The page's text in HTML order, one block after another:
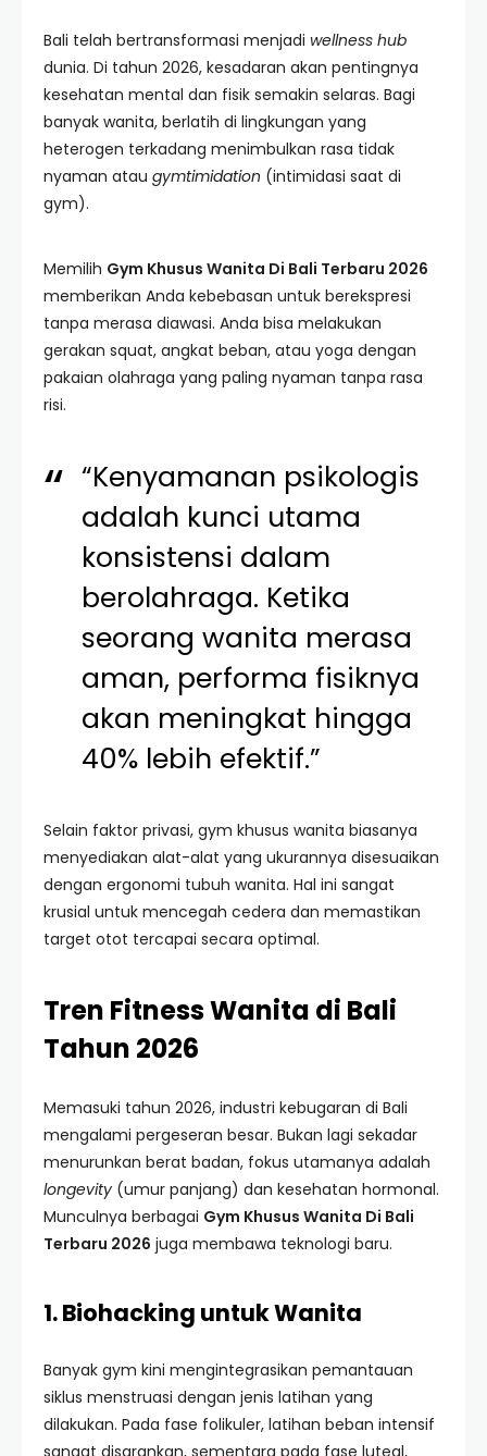
Bali telah bertransformasi menjadi wellness hub
dunia. Di tahun 2026, kesadaran akan pentingnya
kesehatan mental dan fisik semakin selaras. Bagi
banyak wanita, berlatih di lingkungan yang
heterogen terkadang menimbulkan rasa tidak
nyaman atau gymtimidation (intimidasi saat di
gym).
Memilih Gym Khusus Wanita Di Bali Terbaru 2026
memberikan Anda kebebasan untuk berekspresi
tanpa merasa diawasi. Anda bisa melakukan
gerakan squat, angkat beban, atau yoga dengan
pakaian olahraga yang paling nyaman tanpa rasa
risi.
“Kenyamanan psikologis
adalah kunci utama
konsistensi dalam
berolahraga. Ketika
seorang wanita merasa
aman, performa fisiknya
akan meningkat hingga
40% lebih efektif.”
Selain faktor privasi, gym khusus wanita biasanya
menyediakan alat-alat yang ukurannya disesuaikan
dengan ergonomi tubuh wanita. Hal ini sangat
krusial untuk mencegah cedera dan memastikan
target otot tercapai secara optimal.
Tren Fitness Wanita di Bali
Tahun 2026
Memasuki tahun 2026, industri kebugaran di Bali
mengalami pergeseran besar. Bukan lagi sekadar
menurunkan berat badan, fokus utamanya adalah
longevity (umur panjang) dan kesehatan hormonal.
Munculnya berbagai Gym Khusus Wanita Di Bali
Terbaru 2026 juga membawa teknologi baru.
1. Biohacking untuk Wanita
Banyak gym kini mengintegrasikan pemantauan
siklus menstruasi dengan jenis latihan yang
dilakukan. Pada fase folikuler, latihan beban intensif
sangat disarankan, sementara pada fase luteal,